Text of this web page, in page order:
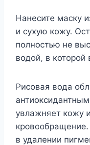
Нанесите маску
и сухую кожу.
полностью не
водой, в которой
Рисовая вода
увлажняет кожу
в удалении